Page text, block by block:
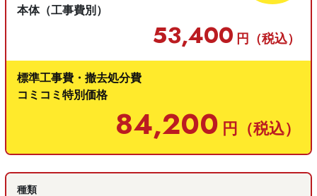
運営会社
お問い合わせ
本体（工事費別）
53,400 円（税込）
標準工事費・撤去処分費
コミコミ特別価格
84,200 円（税込）
種類